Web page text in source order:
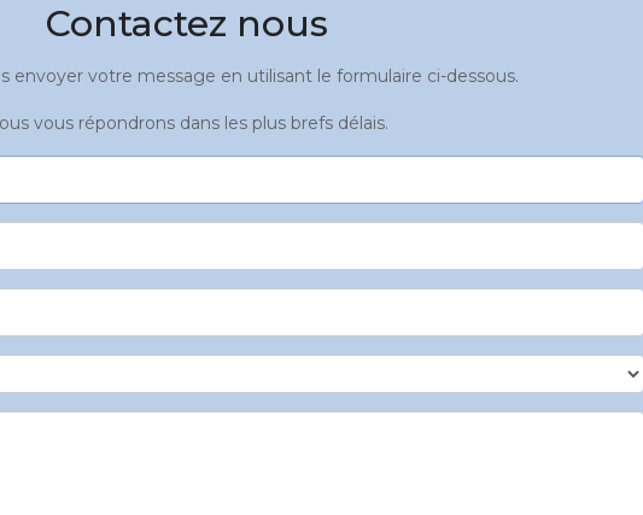
Contactez nous
envoyer votre message en utilisant le formulaire ci-dessous.
vous répondrons dans les plus brefs délais.